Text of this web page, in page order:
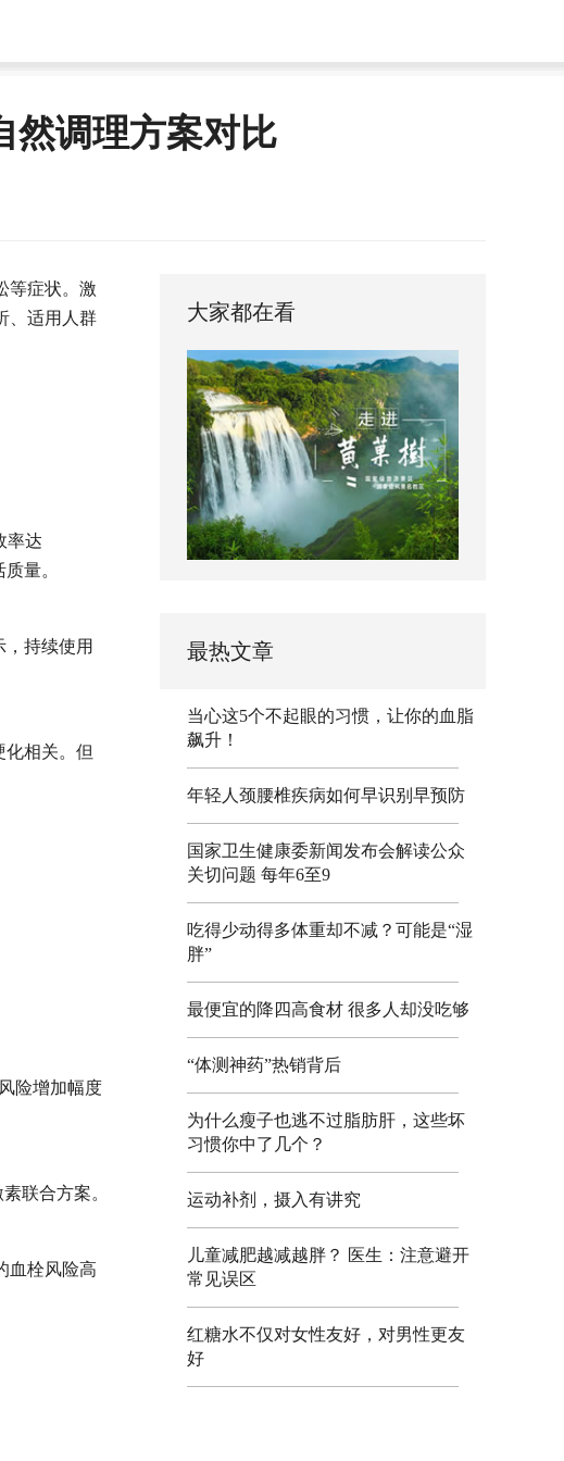
然调理方案对比
等症状。激
、适用人群
率达
量。
持续使用
化相关。但
险增加幅度
联合方案。
血栓风险高
大家都在看
最热文章
当心这5个不起眼的习惯，让你的血脂
飙升！
年轻人颈腰椎疾病如何早识别早预防
国家卫生健康委新闻发布会解读公众
关切问题 每年6至9
吃得少动得多体重却不减？可能是“湿
胖”
最便宜的降四高食材 很多人却没吃够
“体测神药”热销背后
为什么瘦子也逃不过脂肪肝，这些坏
习惯你中了几个？
运动补剂，摄入有讲究
儿童减肥越减越胖？ 医生：注意避开
常见误区
红糖水不仅对女性友好，对男性更友
好